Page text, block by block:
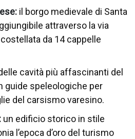
il borgo medievale di Santa
attraverso la via
da 14 cappelle
cavità più affascinanti del
guide speleologiche per
del carsismo varesino.
un edificio storico in stile
l’epoca d’oro del turismo